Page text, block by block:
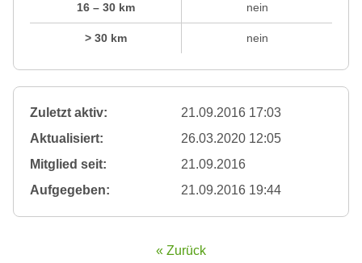
16 – 30 km
> 30 km
nein
nein
Zuletzt aktiv:
21.09.2016 17:03
Aktualisiert:
26.03.2020 12:05
Mitglied seit:
21.09.2016
Aufgegeben:
21.09.2016 19:44
« Zurück